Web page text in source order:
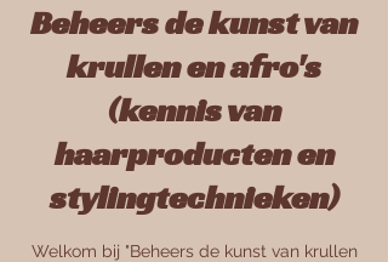
Beheers de kunst van
krullen en afro's
(kennis van
haarproducten en
stylingtechnieken)
Welkom bij "Beheers de kunst van krullen